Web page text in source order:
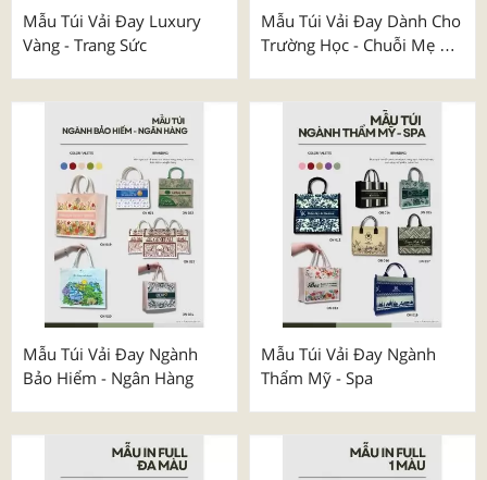
Mẫu Túi Vải Đay Luxury
Vàng - Trang Sức
Mẫu Túi Vải Đay Dành Cho
Trường Học - Chuỗi Mẹ &
Mẫu Túi Vải Đay Ngành
Bảo Hiểm - Ngân Hàng
Mẫu Túi Vải Đay Ngành
Thẩm Mỹ - Spa